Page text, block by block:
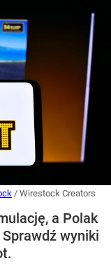
/ Wirestock Creators
a Polak
wyniki